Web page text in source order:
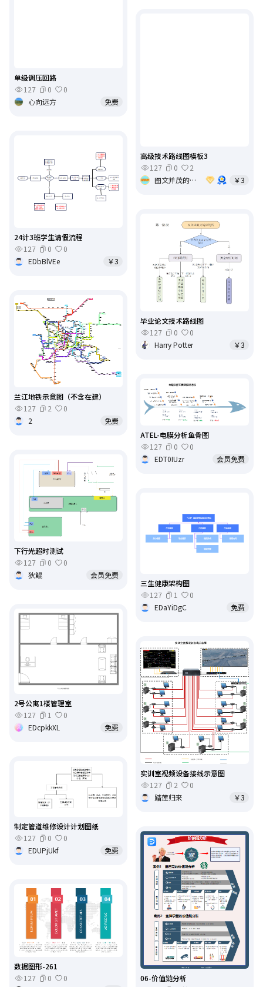
单级调压回路
127
0
0
心向远方
免费
高级技术路线图模板3
127
0
2
图文并茂的大佬
￥3
24计3班学生请假流程
127
0
0
EDbBlVEe
￥3
毕业论文技术路线图
127
0
0
Harry Potter
￥3
兰江地铁示意图（不含在建）
127
2
0
2
免费
ATEL-电膜分析鱼骨图
127
0
0
EDT0IUzr
会员免费
下行光超时测试
127
0
0
狄鲲
会员免费
三生健康架构图
127
1
0
EDaYiDgC
免费
2号公寓1楼管理室
127
1
0
EDcpkkXL
免费
实训室视频设备接线示意图
127
2
0
踏莲归来
￥3
制定管道维修设计计划图纸
127
0
0
EDUPjUkf
免费
06-价值链分析
数据图形-261
127
0
0